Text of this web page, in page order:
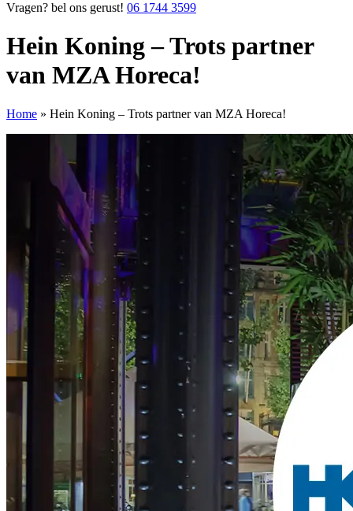
Vragen? bel ons gerust! 06 1744 3599
Hein Koning – Trots partner
van MZA Horeca!
Home » Hein Koning – Trots partner van MZA Horeca!